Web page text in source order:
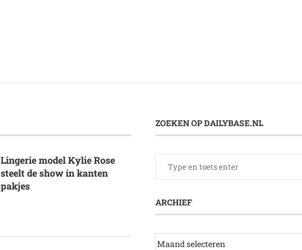
Lingerie model Kylie Rose
steelt de show in kanten
pakjes
ZOEKEN OP DAILYBASE.NL
ARCHIEF